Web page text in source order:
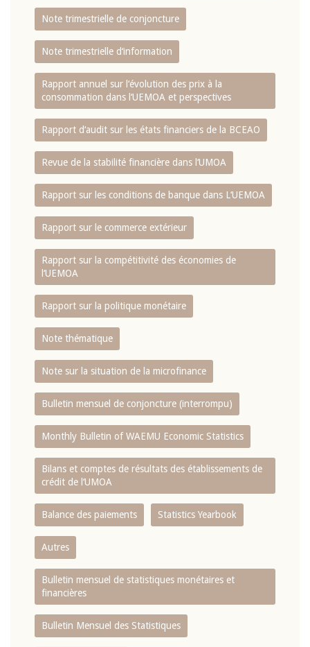
Note trimestrielle de conjoncture
Note trimestrielle d‘information
Rapport annuel sur l‘évolution des prix à la
consommation dans l‘UEMOA et perspectives
Rapport d‘audit sur les états financiers de la BCEAO
Revue de la stabilité financière dans l‘UMOA
Rapport sur les conditions de banque dans L‘UEMOA
Rapport sur le commerce extérieur
Rapport sur la compétitivité des économies de
l‘UEMOA
Rapport sur la politique monétaire
Note thématique
Note sur la situation de la microfinance
Bulletin mensuel de conjoncture (interrompu)
Monthly Bulletin of WAEMU Economic Statistics
Bilans et comptes de résultats des établissements de
crédit de l‘UMOA
Balance des paiements Statistics Yearbook
Autres
Bulletin mensuel de statistiques monétaires et
financières
Bulletin Mensuel des Statistiques